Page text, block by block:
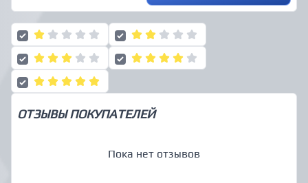
ОТЗЫВЫ ПОКУПАТЕЛЕЙ
Пока нет отзывов